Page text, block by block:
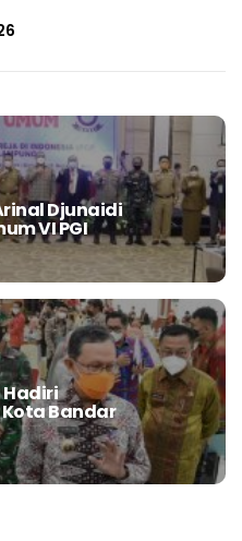
Djunaidi
VI PGI
Hadiri
Kota Bandar